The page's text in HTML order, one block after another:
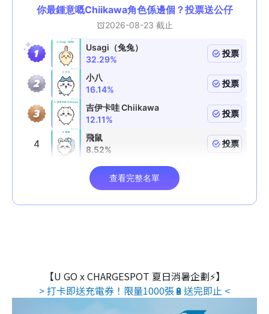
【U GO x CHARGESPOT 夏日消暑企劃⚡】
> 打卡即送充電券！限量1000張🔋送完即止 <